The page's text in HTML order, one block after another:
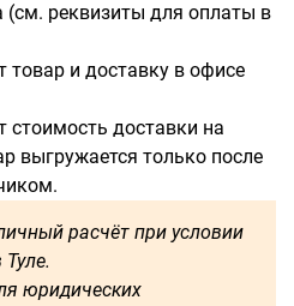
(см. реквизиты для оплаты в
товар и доставку в офисе
стоимость доставки на
выгружается только после
расчёт при условии
юридических